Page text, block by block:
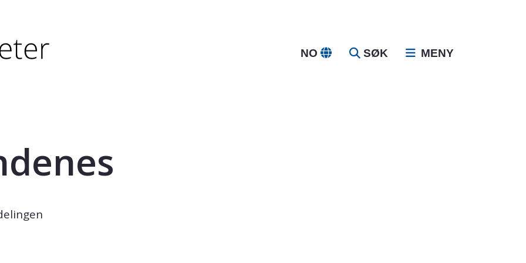
eller - (minus) for å forminske.
eller - (minus) for å forminske.
NO SØK MENY